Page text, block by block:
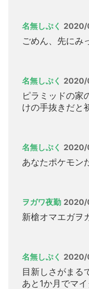
名無しぷく 2020/
ごめん、先にみ
名無しぷく 2020/
ピラミッドの家
けの手抜きだと
名無しぷく 2020/
あなたポケモン
ヲガワ夜勤 2020/
新槍オマエガヲ
名無しぷく 2020/
目新しさがまる
あと1か月でマ